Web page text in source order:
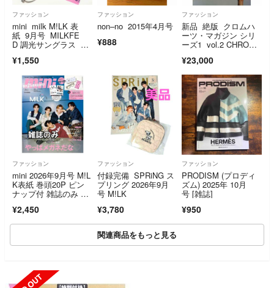
ファッション
mini milk M!LK 表
紙 9月号 MILKFE
D 調光サングラス し
ス メガネ拭き ３点
¥1,550
ファッション
non–no 2015年4月号
¥888
ファッション
新品 絶版 クロムハ
ーツ・マガジン シリ
ーズ1 vol.2 CHROM
E
¥23,000
ファッション
mini 2026年9月号 M!L
K表紙 巻頭20P ピン
ナップ付 雑誌のみ サ
¥2,450
ファッション
付録完備 SPRiNG ス
プリング 2026年9月
号 M!LK
¥3,780
ファッション
PRODISM (プロディ
ズム) 2025年 10月
号 [雑誌]
¥950
関連商品をもっと見る